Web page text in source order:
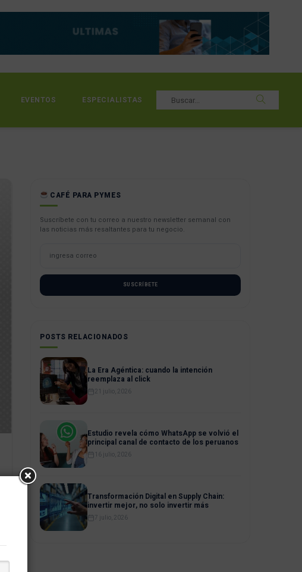
EVENTOS ESPECIALISTAS
CAFÉ PARA PYMES
Suscríbete con tu correo a nuestro newsletter semanal con
las noticias más resaltantes para tu negocio.
SUSCRÍBETE
POSTS RELACIONADOS
La Era Agéntica: cuando la intención
reemplaza al click
21 julio, 2026
Estudio revela cómo WhatsApp se volvió el
principal canal de contacto de los peruanos
16 julio, 2026
Transformación Digital en Supply Chain:
invertir mejor, no solo invertir más
7 julio, 2026